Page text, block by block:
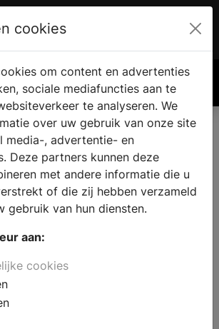
€ 0.00
cookies
om content en advertenties
sociale mediafuncties aan te
te analyseren. We
over uw gebruik van onze site
media-, advertentie- en
Deze partners kunnen deze
met andere informatie die u
of die zij hebben verzameld
gebruik van hun diensten.
aan:
cookies